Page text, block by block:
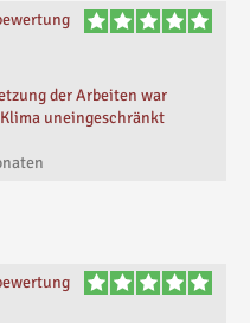
der Arbeiten war
uneingeschränkt